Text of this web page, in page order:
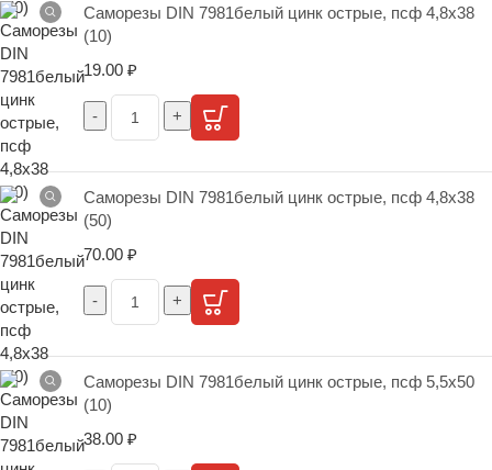
Саморезы DIN 7981белый цинк острые, псф 4,8х38
(10)
19.00 ₽
Саморезы DIN 7981белый цинк острые, псф 4,8х38
(50)
70.00 ₽
Саморезы DIN 7981белый цинк острые, псф 5,5х50
(10)
38.00 ₽